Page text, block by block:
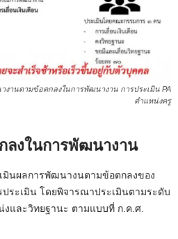
งานตามข้อตกลงในการพัฒนางาน การประเมิน PA
ตำแหน่งครู
ลงในการพัฒนางาน
มินผลการพัฒนางนตามข้อตกลงของ
ระเมิน โดยพิจารณาประเมินตามระดับ
และวิทยฐานะ ตามแบบที่ ก.ค.ศ.